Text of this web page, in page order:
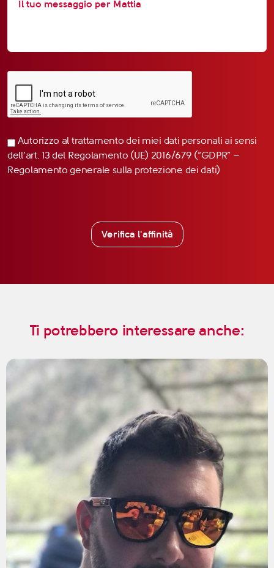
Autorizzo al trattamento dei miei dati personali ai sensi
dell’art. 13 del Regolamento (UE) 2016/679 (“GDPR” –
Regolamento generale sulla protezione dei dati)
Verifica l'affinità
Ti potrebbero interessare anche: